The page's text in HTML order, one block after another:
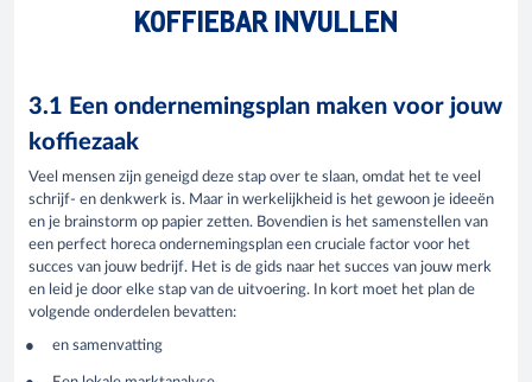
KOFFIEBAR INVULLEN
3.1 Een ondernemingsplan maken voor jouw
koffiezaak
Veel mensen zijn geneigd deze stap over te slaan, omdat het te veel
schrijf- en denkwerk is. Maar in werkelijkheid is het gewoon je ideeën
en je brainstorm op papier zetten. Bovendien is het samenstellen van
een perfect horeca ondernemingsplan een cruciale factor voor het
succes van jouw bedrijf. Het is de gids naar het succes van jouw merk
en leid je door elke stap van de uitvoering. In kort moet het plan de
volgende onderdelen bevatten:
en samenvatting